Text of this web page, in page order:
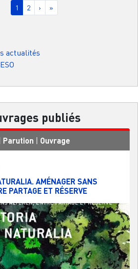
Page courante
1 Page
2 Page suivante
› Dernière page
»
actualités
publiés
Parution | Ouvrage
AMÉNAGER SANS
PARTAGE ET RÉSERVE